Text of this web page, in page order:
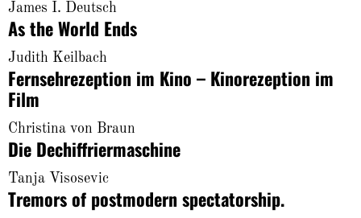
James I. Deutsch
As the World Ends
Judith Keilbach
Fernsehrezeption im Kino – Kinorezeption im
Film
Christina von Braun
Die Dechiffriermaschine
Tanja Visosevic
Tremors of postmodern spectatorship.